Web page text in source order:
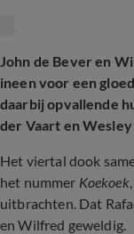
John de Bever en
ineen voor een
daarbij opvallende
der Vaart en
Het viertal dook
het nummer Koekoek
uitbrachten. Dat
en Wilfred geweldig.